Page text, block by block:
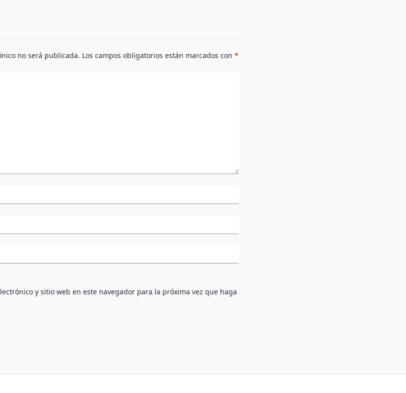
no será publicada. Los campos obligatorios están marcados con *
y sitio web en este navegador para la próxima vez que haga